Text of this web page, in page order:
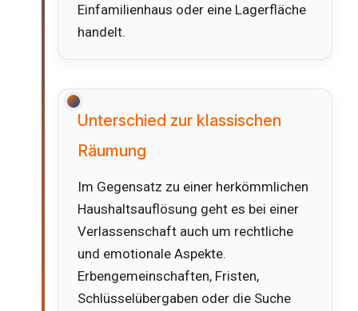
Einfamilienhaus oder eine Lagerfläche
handelt.
Unterschied zur klassischen
Räumung
Im Gegensatz zu einer herkömmlichen
Haushaltsauflösung geht es bei einer
Verlassenschaft auch um rechtliche
und emotionale Aspekte.
Erbengemeinschaften, Fristen,
Schlüsselübergaben oder die Suche